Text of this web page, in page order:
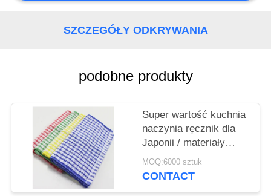
SITEMAPSZCZEGÓŁY ODKRYWANIA
podobne produkty
Super wartość kuchnia
naczynia ręcznik dla
Japonii / materiały
bawełniane hurtownia
ręczników
MOQ:6000 sztuk
CONTACT